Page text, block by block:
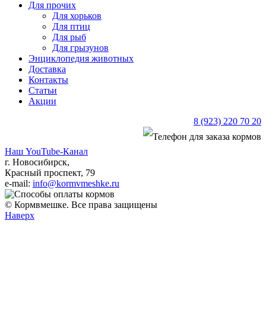
Для прочих
Для хорьков
Для птиц
Для рыб
Для грызунов
Энциклопедия животных
Доставка
Контакты
Статьи
Акции
8 (923) 220 70 20
Наш YouTube-Канал
г. Новосибирск,
Красный проспект, 79
e-mail: info@kormvmeshke.ru
© Кормвмешке. Все права защищены
Наверх